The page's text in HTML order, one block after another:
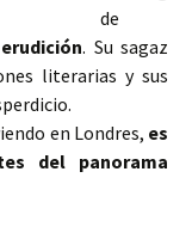
de
erudición. Su sagaz
literarias y sus
en Londres, es
del panorama